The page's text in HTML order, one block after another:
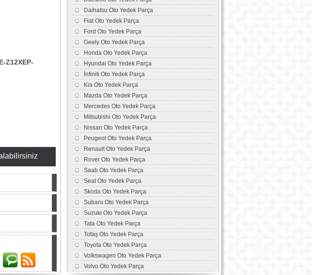
Z12XEP-
Daihatsu Oto Yedek Parça
Fiat Oto Yedek Parça
Ford Oto Yedek Parça
Geely Oto Yedek Parça
Honda Oto Yedek Parça
Hyundai Oto Yedek Parça
İnfiniti Oto Yedek Parça
Kia Oto Yedek Parça
Mazda Oto Yedek Parça
Mercedes Oto Yedek Parça
Mitsubishi Oto Yedek Parça
Nissan Oto Yedek Parça
Peugeot Oto Yedek Parça
Renault Oto Yedek Parça
Rover Oto Yedek Parça
Saab Oto Yedek Parça
Seat Oto Yedek Parça
Skoda Oto Yedek Parça
Subaru Oto Yedek Parça
Suzuki Oto Yedek Parça
Tata Oto Yedek Parça
Tofaş Oto Yedek Parça
Toyota Oto Yedek Parça
Volkswagen Oto Yedek Parça
Volvo Oto Yedek Parça